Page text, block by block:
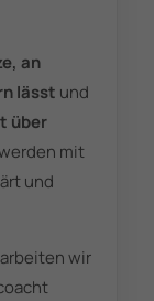
an
lässt und
über
mit
und
wir